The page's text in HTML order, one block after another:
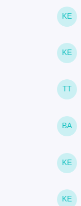
KE
KE
TT
BA
KE
KE